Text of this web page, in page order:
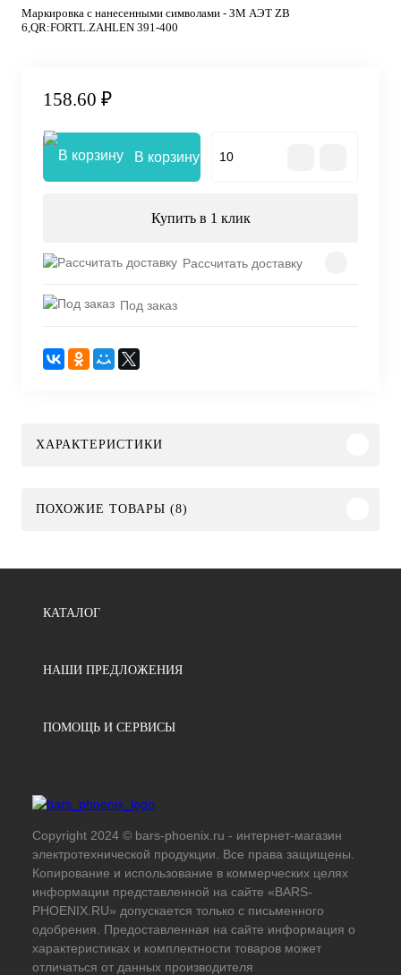
Маркировка с нанесенными символами - ЗМ АЭТ ZB
6,QR:FORTL.ZAHLEN 391-400
158.60 ₽
В корзину
Купить в 1 клик
Рассчитать доставку
Под заказ
ХАРАКТЕРИСТИКИ
ПОХОЖИЕ ТОВАРЫ (8)
КАТАЛОГ
НАШИ ПРЕДЛОЖЕНИЯ
ПОМОЩЬ И СЕРВИСЫ
Copyright 2024 © bars-phoenix.ru - интернет-магазин
электротехнической продукции. Все права защищены.
Копирование и использование в коммерческих целях
информации представленной на сайте «BARS-
PHOENIX.RU» допускается только с письменного
одобрения. Предоставленная на сайте информация о
характеристиках и комплектности товаров может
отличаться от данных производителя